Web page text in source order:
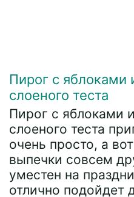
Пирог с яблоками
слоеного теста
Пирог с яблоками
слоеного теста
очень просто, а
выпечки совсем
уместен на
отлично подойдет